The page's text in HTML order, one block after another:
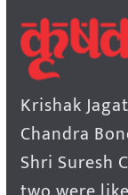
Krishak
Chandra
Shri Suresh